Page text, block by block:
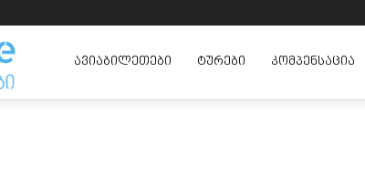
ავიაბილეთებიᲐᲕᲘᲐᲑᲘᲚᲔᲗᲔᲑᲘ ᲢᲣᲠᲔᲑᲘ ᲙᲝᲛᲞᲔᲜᲡᲐᲪᲘᲐ